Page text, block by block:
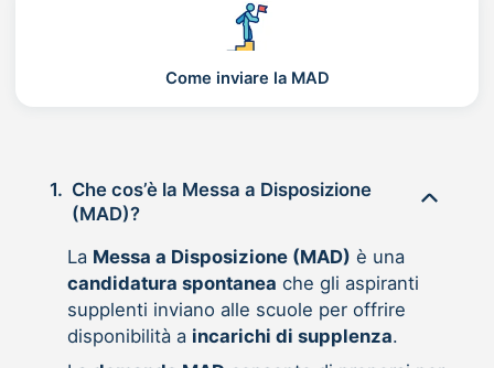
Come inviare la MAD
1. Che cos’è la Messa a Disposizione
(MAD)?
La Messa a Disposizione (MAD) è una
candidatura spontanea che gli aspiranti
supplenti inviano alle scuole per offrire
disponibilità a incarichi di supplenza.